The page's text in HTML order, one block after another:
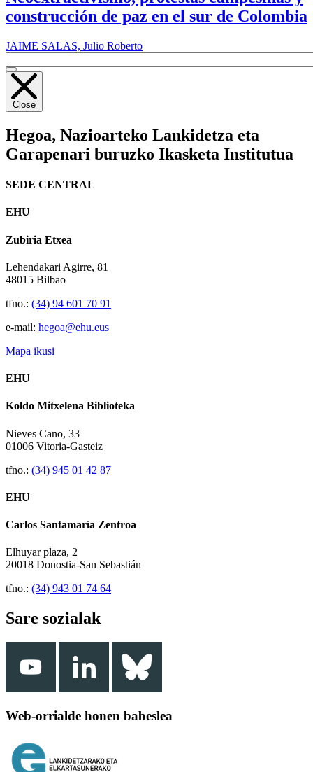
construcción de paz en el sur de Colombia
JAIME SALAS, Julio Roberto
Close
Hegoa, Nazioarteko Lankidetza eta
Garapenari buruzko Ikasketa Institutua
SEDE CENTRAL
EHU
Zubiria Etxea
Lehendakari Agirre, 81
48015 Bilbao
tfno.: (34) 94 601 70 91
e-mail: hegoa@ehu.eus
Mapa ikusi
EHU
Koldo Mitxelena Biblioteka
Nieves Cano, 33
01006 Vitoria-Gasteiz
tfno.: (34) 945 01 42 87
EHU
Carlos Santamaría Zentroa
Elhuyar plaza, 2
20018 Donostia-San Sebastián
tfno.: (34) 943 01 74 64
Sare sozialak
Web-orrialde honen babeslea